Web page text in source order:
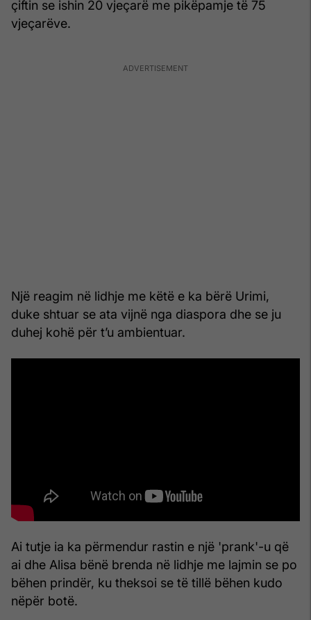
çiftin se ishin 20 vjeçarë me pikëpamje të 75
vjeçarëve.
Një reagim në lidhje me këtë e ka bërë Urimi,
duke shtuar se ata vijnë nga diaspora dhe se ju
duhej kohë për t’u ambientuar.
Ai tutje ia ka përmendur rastin e një 'prank'-u që
ai dhe Alisa bënë brenda në lidhje me lajmin se po
bëhen prindër, ku theksoi se të tillë bëhen kudo
nëpër botë.